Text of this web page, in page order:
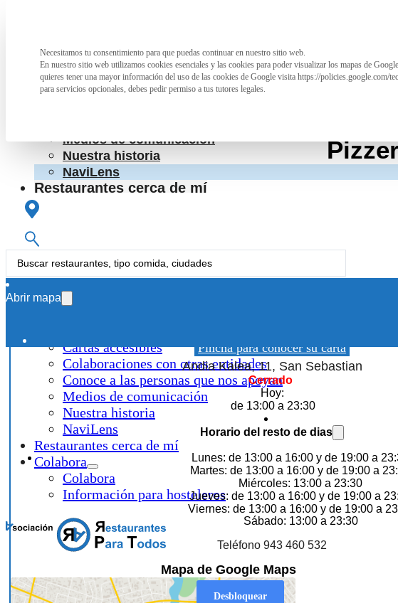
La Asociación
¿Qué hacemos?
Cartas accesibles
Medios de comunicación
Nuestra historia
NaviLens
Restaurantes cerca de mí
Colabora
La Asociación
Cartas accesibles
Colaboraciones con otras entidades
Conoce a las personas que nos apoyan
Medios de comunicación
Nuestra historia
NaviLens
Restaurantes cerca de mí
Colabora
Colabora
Información para hosteleros
Search
...
Abrir mapa
Pincha para conocer su carta
Andia Kalea, 11, San Sebastian
Cerrado
Hoy:
de 13:00 a 23:30
Horario del resto de dias
Lunes: de 13:00 a 16:00 y de 19:00 a
Martes: de 13:00 a 16:00 y de 19:00 a
Miércoles: 13:00 a 23:30
Jueves: de 13:00 a 16:00 y de 19:00 a
Viernes: de 13:00 a 16:00 y de 19:00 a
Sábado: 13:00 a 23:30
Teléfono 943 460 532
Mapa de Google Maps
Desbloquear
Preferencia de privacidad
Necesitamos tu consentimiento para que puedas continuar en nuestro sitio web.
En nuestro sitio web utilizamos cookies esenciales y las cookies para poder visualizar los mapas de
quieres tener una mayor información del uso de las cookies de Google visita https://policies.google.com/
para servicios opcionales, debes pedir permiso a tus tutores legales.